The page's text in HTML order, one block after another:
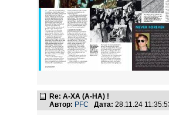
Re: А-ХА (A-HA) !
Автор: PFC Дата: 28.11.24